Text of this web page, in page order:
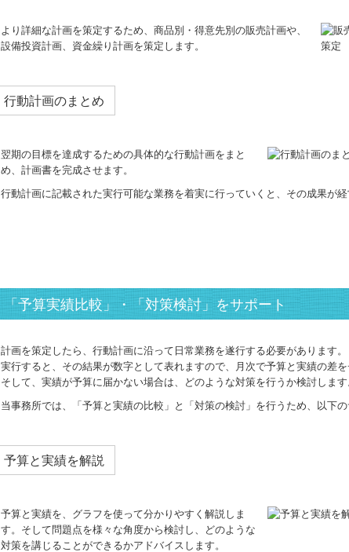
より詳細な計画を策定するため、商品別・得意先別の販売計画や、
設備投資計画、資金繰り計画を策定します。
行動計画のまとめ
翌期の目標を達成するための具体的な行動計画をまと
め、計画書を完成させます。
行動計画に記載された実行可能な業務を着実に行っていくと、その成果が
「予算実績比較」・「対策検討」をサポート
計画を策定したら、行動計画に沿って日常業務を遂行する必要があります。
実行すると、その結果が数字として表れますので、月次で予算と実績の差
そして、実績が予算に届かない場合は、どのような対策を行うか検討しま
当事務所では、「予算と実績の比較」と「対策の検討」を行うため、以下
予算と実績を解説
予算と実績を、グラフを使って分かりやすく解説しま
す。そして問題点を様々な角度から検討し、どのような
対策を講じることができるかアドバイスします。